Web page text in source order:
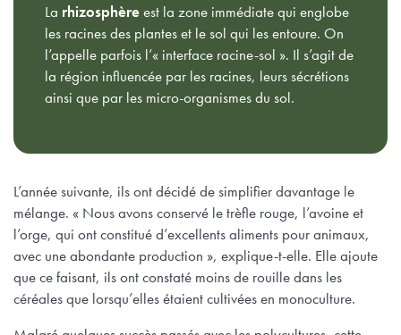
La rhizosphèreest la zone immédiate qui englobe
les racines des plantes et le sol qui les entoure. On
l’appelle parfois l’« interface racine-sol ». Il s’agit de
la région influencée par les racines, leurs sécrétions
ainsi que par les micro-organismes du sol.
L’année suivante, ils ont décidé de simplifier davantage le
mélange. « Nous avons conservé le trèfle rouge, l’avoine et
l’orge, qui ont constitué d’excellents aliments pour animaux,
avec une abondante production », explique-t-elle. Elle ajoute
que ce faisant, ils ont constaté moins de rouille dans les
céréales que lorsqu’elles étaient cultivées en monoculture.